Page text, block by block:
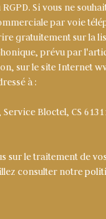
Si vous ne
par voie
gratuitement sur la
prévu par
sur le site Internet
à :
Bloctel, CS
sur le traitement de
consulter notre